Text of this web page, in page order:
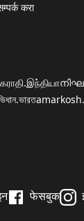
करा
फेसबुक